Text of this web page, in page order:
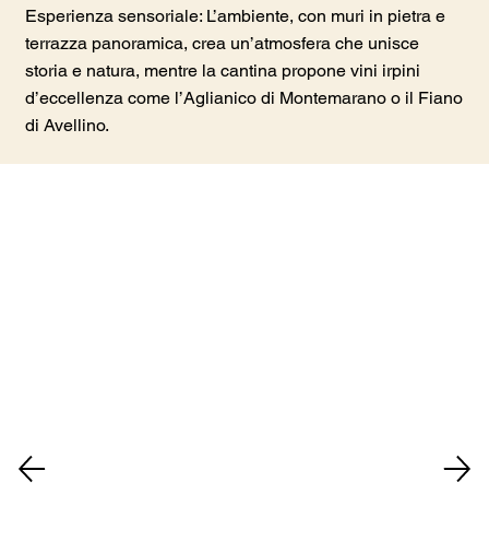
Esperienza sensoriale: L’ambiente, con muri in pietra e
terrazza panoramica, crea un’atmosfera che unisce
storia e natura, mentre la cantina propone vini irpini
d’eccellenza come l’Aglianico di Montemarano o il Fiano
di Avellino.